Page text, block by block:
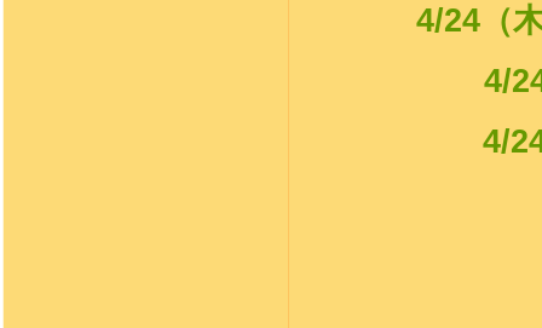
4/24（
4/
4/